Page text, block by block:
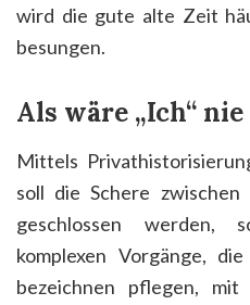
wird die gute alte Zeit
besungen.
Als wäre „Ich“
Mittels
soll die Schere
geschlossen werden,
komplexen Vorgänge,
bezeichnen pflegen,